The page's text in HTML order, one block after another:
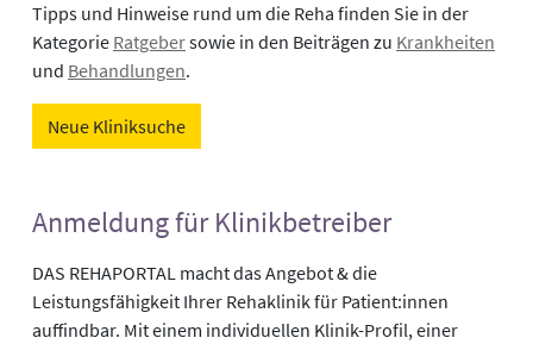
Tipps und Hinweise rund um die Reha finden Sie in der
Kategorie Ratgebersowie in den Beiträgen zu Krankheiten
und Behandlungen.
Neue Kliniksuche
Anmeldung für Klinikbetreiber
DAS REHAPORTAL macht das Angebot & die
Leistungsfähigkeit Ihrer Rehaklinik für Patient:innen
auffindbar. Mit einem individuellen Klinik-Profil, einer